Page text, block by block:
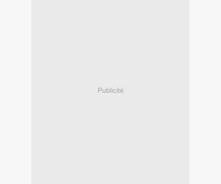
Publicité